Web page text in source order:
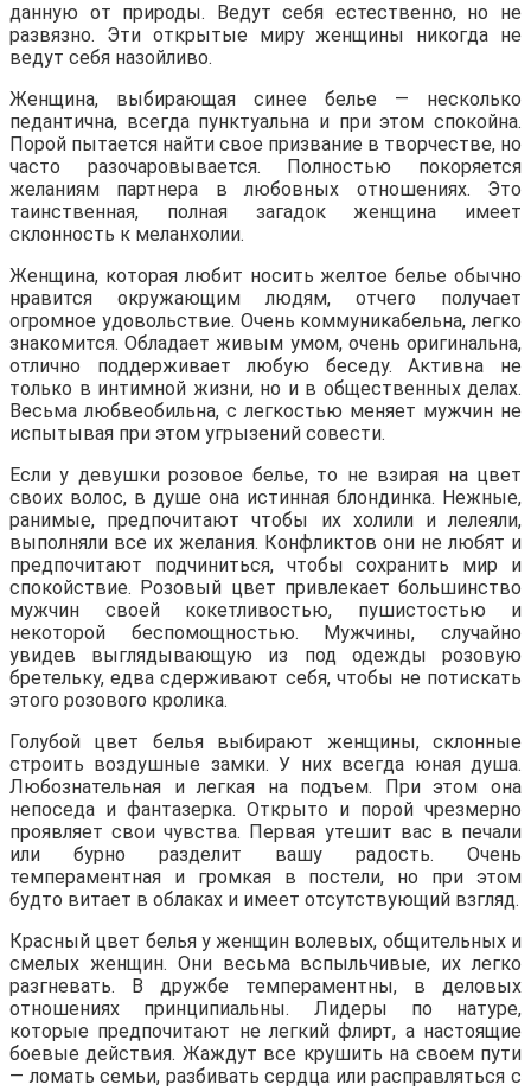
данную от природы. Ведут себя естественно, но не
развязно. Эти открытые миру женщины никогда не
ведут себя назойливо.
Женщина, выбирающая синее белье — несколько
педантична, всегда пунктуальна и при этом спокойна.
Порой пытается найти свое призвание в творчестве, но
часто разочаровывается. Полностью покоряется
желаниям партнера в любовных отношениях. Это
таинственная, полная загадок женщина имеет
склонность к меланхолии.
Женщина, которая любит носить желтое белье обычно
нравится окружающим людям, отчего получает
огромное удовольствие. Очень коммуникабельна, легко
знакомится. Обладает живым умом, очень оригинальна,
отлично поддерживает любую беседу. Активна не
только в интимной жизни, но и в общественных делах.
Весьма любвеобильна, с легкостью меняет мужчин не
испытывая при этом угрызений совести.
Если у девушки розовое белье, то не взирая на цвет
своих волос, в душе она истинная блондинка. Нежные,
ранимые, предпочитают чтобы их холили и лелеяли,
выполняли все их желания. Конфликтов они не любят и
предпочитают подчиниться, чтобы сохранить мир и
спокойствие. Розовый цвет привлекает большинство
мужчин своей кокетливостью, пушистостью и
некоторой беспомощностью. Мужчины, случайно
увидев выглядывающую из под одежды розовую
бретельку, едва сдерживают себя, чтобы не потискать
этого розового кролика.
Голубой цвет белья выбирают женщины, склонные
строить воздушные замки. У них всегда юная душа.
Любознательная и легкая на подъем. При этом она
непоседа и фантазерка. Открыто и порой чрезмерно
проявляет свои чувства. Первая утешит вас в печали
или бурно разделит вашу радость. Очень
темпераментная и громкая в постели, но при этом
будто витает в облаках и имеет отсутствующий взгляд.
Красный цвет белья у женщин волевых, общительных и
смелых женщин. Они весьма вспыльчивые, их легко
разгневать. В дружбе темпераментны, в деловых
отношениях принципиальны. Лидеры по натуре,
которые предпочитают не легкий флирт, а настоящие
боевые действия. Жаждут все крушить на своем пути
— ломать семьи, разбивать сердца или расправляться с